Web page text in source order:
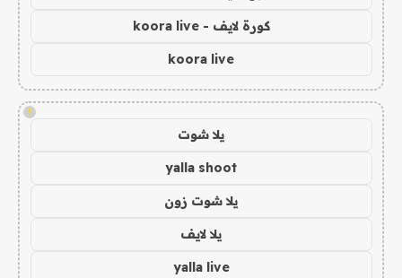
كورة لايف - koora live
koora live
!
يلا شوت
yalla shoot
يلا شوت زون
يلا لايف
yalla live